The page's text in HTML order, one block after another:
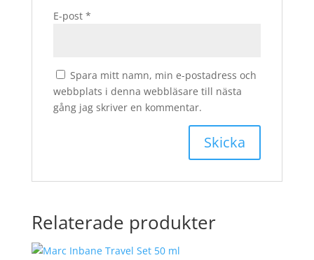
E-post *
Spara mitt namn, min e-postadress och
webbplats i denna webbläsare till nästa
gång jag skriver en kommentar.
Relaterade produkter